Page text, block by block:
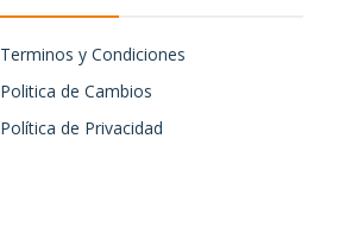
Terminos y Condiciones
Politica de Cambios
Política de Privacidad